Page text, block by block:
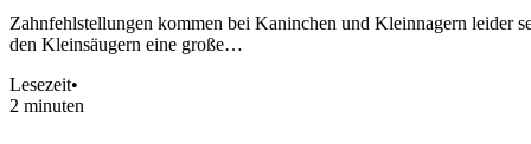
Zahnfehlstellungen kommen bei Kaninchen und Kleinnagern leider
den Kleinsäugern eine große…
Lesezeit•
2 minuten